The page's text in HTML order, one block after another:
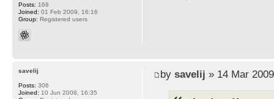
Posts: 168
Joined: 01 Feb 2009, 16:16
Group: Registered users
by savelij » 14 Mar
savelij
Posts: 306
Joined: 10 Jun 2008, 16:35